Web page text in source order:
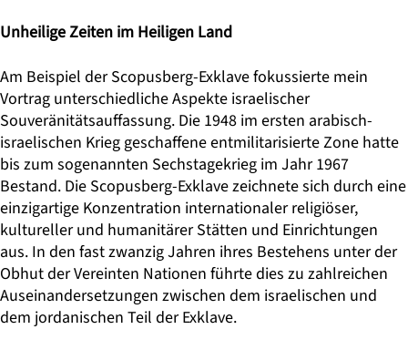
Unheilige Zeiten im Heiligen Land
Am Beispiel der Scopusberg-Exklave fokussierte mein
Vortrag unterschiedliche Aspekte israelischer
Souveränitätsauffassung. Die 1948 im ersten arabisch-
israelischen Krieg geschaffene entmilitarisierte Zone hatte
bis zum sogenannten Sechstagekrieg im Jahr 1967
Bestand. Die Scopusberg-Exklave zeichnete sich durch eine
einzigartige Konzentration internationaler religiöser,
kultureller und humanitärer Stätten und Einrichtungen
aus. In den fast zwanzig Jahren ihres Bestehens unter der
Obhut der Vereinten Nationen führte dies zu zahlreichen
Auseinandersetzungen zwischen dem israelischen und
dem jordanischen Teil der Exklave.